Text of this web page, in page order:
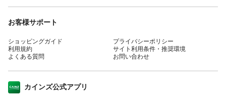
お客様サポート
ショッピングガイド
利用規約
よくある質問
プライバシーポリシー
サイト利用条件・推奨環境
お問い合わせ
カインズ公式アプリ